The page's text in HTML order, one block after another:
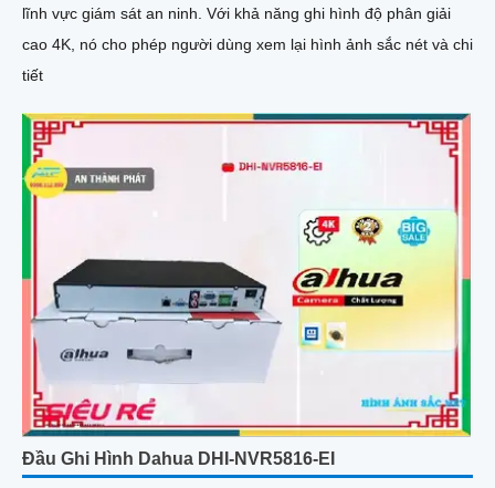
lĩnh vực giám sát an ninh. Với khả năng ghi hình độ phân giải
cao 4K, nó cho phép người dùng xem lại hình ảnh sắc nét và chi
tiết
Đầu Ghi Hình Dahua DHI-NVR5816-EI